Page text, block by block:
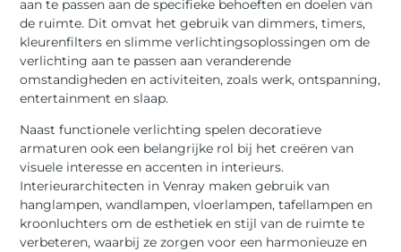
aan te passen aan de specifieke behoeften en doelen van
de ruimte. Dit omvat het gebruik van dimmers, timers,
kleurenfilters en slimme verlichtingsoplossingen om de
verlichting aan te passen aan veranderende
omstandigheden en activiteiten, zoals werk, ontspanning,
entertainment en slaap.
Naast functionele verlichting spelen decoratieve
armaturen ook een belangrijke rol bij het creëren van
visuele interesse en accenten in interieurs.
Interieurarchitecten in Venray maken gebruik van
hanglampen, wandlampen, vloerlampen, tafellampen en
kroonluchters om de esthetiek en stijl van de ruimte te
verbeteren, waarbij ze zorgen voor een harmonieuze en